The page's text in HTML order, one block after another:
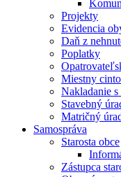
Projekty
Evidencia
Daň z
Poplatky
Miestny
Nakladanie s
Stavebný
Matričný
Samospráva
Starosta obce
Zástupca